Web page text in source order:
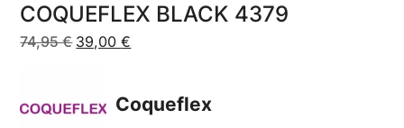
COQUEFLEX BLACK 4379
74,95€ 39,00€
Coqueflex